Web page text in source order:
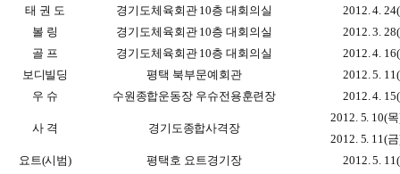
태 권 도
경기도체육회관 10층 대회의실
2012. 4.
볼 링
경기도체육회관 10층 대회의실
2012. 3.
골 프
경기도체육회관 10층 대회의실
2012. 4.
보디빌딩
평택 북부문예회관
2012. 5.
우 슈
수원종합운동장 우슈전용훈련장 2012. 4.
사 격 경기도종합사격장
2012. 5. 10(
2012. 5. 11(
요트(시범)
평택호 요트경기장
2012. 5.